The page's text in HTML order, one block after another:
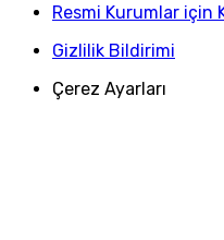
Resmi Kurumlar için
Gizlilik Bildirimi
Çerez Ayarları